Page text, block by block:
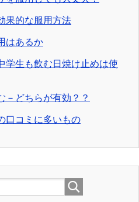
果的な服用方法
はあるか
学生も飲む日焼け止めは使
どちらが有効？？
口コミに多いもの